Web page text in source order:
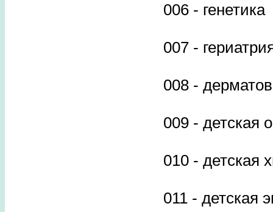
006 - генетика
007 -
008 -
009 - детская
010 - детская
011 - детская